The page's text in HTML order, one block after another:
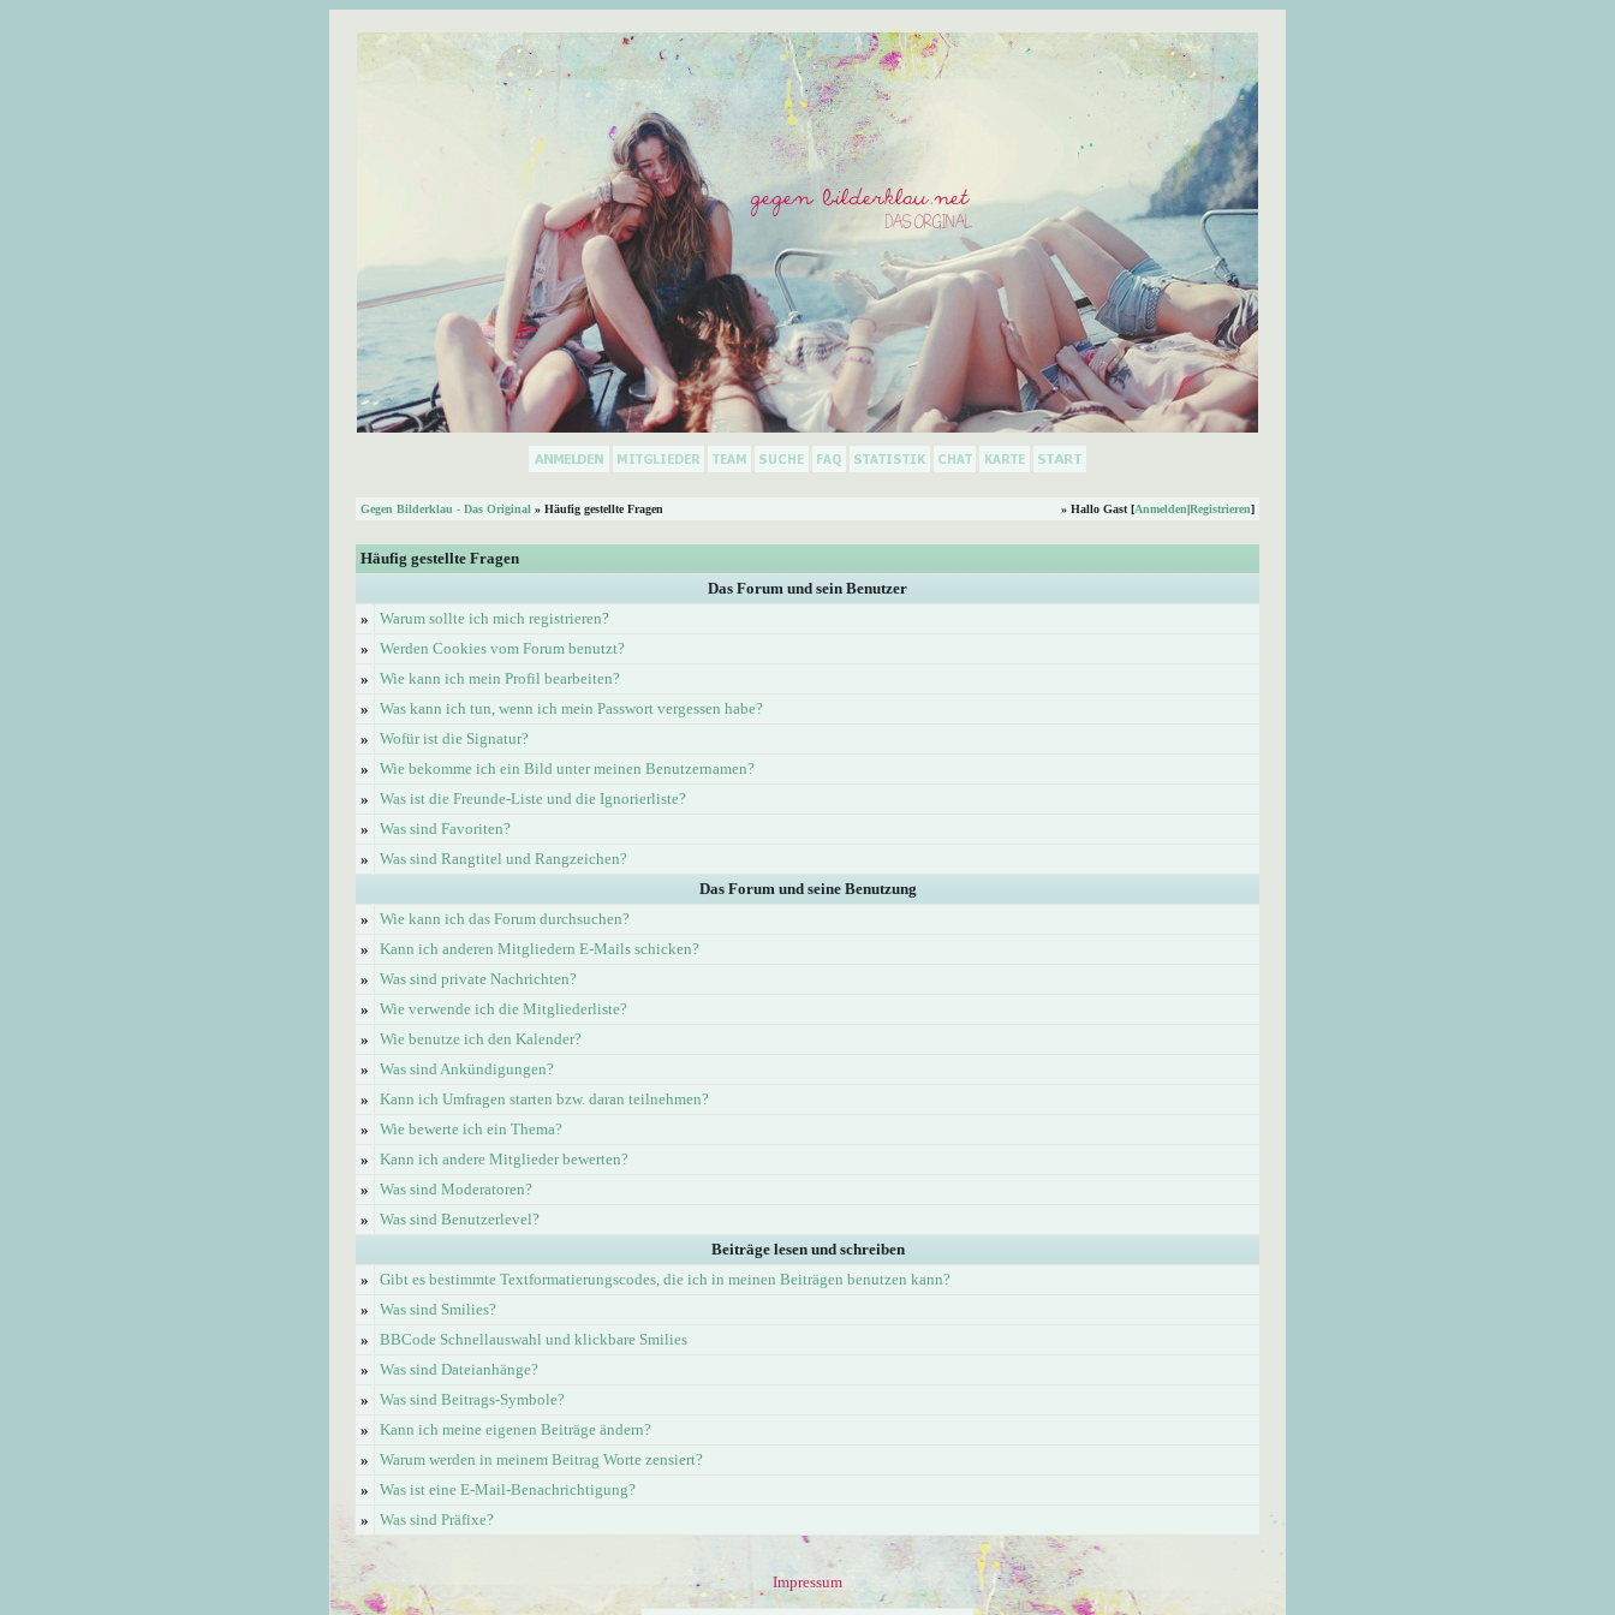
Gegen Bilderklau - Das Original » Häufig gestellte Fragen » Hallo Gast [Anmelden|Registrieren]
Häufig gestellte Fragen
Das Forum und sein Benutzer
»
Warum sollte ich mich registrieren?
»
Werden Cookies vom Forum benutzt?
»
Wie kann ich mein Profil bearbeiten?
»
Was kann ich tun, wenn ich mein Passwort vergessen habe?
»
Wofür ist die Signatur?
»
Wie bekomme ich ein Bild unter meinen Benutzernamen?
»
Was ist die Freunde-Liste und die Ignorierliste?
»
Was sind Favoriten?
»
Was sind Rangtitel und Rangzeichen?
Das Forum und seine Benutzung
»
Wie kann ich das Forum durchsuchen?
»
Kann ich anderen Mitgliedern E-Mails schicken?
»
Was sind private Nachrichten?
»
Wie verwende ich die Mitgliederliste?
»
Wie benutze ich den Kalender?
»
Was sind Ankündigungen?
»
Kann ich Umfragen starten bzw. daran teilnehmen?
»
Wie bewerte ich ein Thema?
»
Kann ich andere Mitglieder bewerten?
»
Was sind Moderatoren?
»
Was sind Benutzerlevel?
Beiträge lesen und schreiben
»
Gibt es bestimmte Textformatierungscodes, die ich in meinen Beiträgen benutzen kann?
»
Was sind Smilies?
»
BBCode Schnellauswahl und klickbare Smilies
»
Was sind Dateianhänge?
»
Was sind Beitrags-Symbole?
»
Kann ich meine eigenen Beiträge ändern?
»
Warum werden in meinem Beitrag Worte zensiert?
»
Was ist eine E-Mail-Benachrichtigung?
»
Was sind Präfixe?
Impressum